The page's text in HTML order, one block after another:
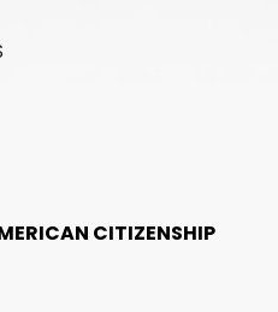
CITIZENSHIP